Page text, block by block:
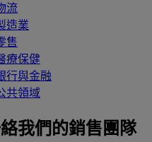
流
造業
售
療保健
行與金融
共領域
我們的銷售團隊